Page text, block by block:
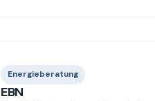
Energieberatung
EBN